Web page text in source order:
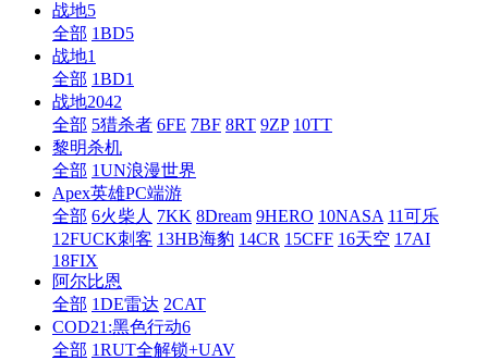
战地5
全部 1BD5
战地1
全部 1BD1
战地2042
全部 5猎杀者 6FE 7BF 8RT 9ZP 10TT
黎明杀机
全部 1UN浪漫世界
Apex英雄PC端游
全部 6火柴人 7KK 8Dream 9HERO 10NASA 11可乐
12FUCK刺客 13HB海豹 14CR 15CFF 16天空 17AI
18FIX
阿尔比恩
全部 1DE雷达 2CAT
COD21:黑色行动6
全部 1RUT全解锁+UAV